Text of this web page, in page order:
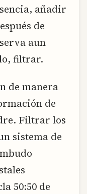
añadir
de
aun
filtrar.
de manera
de
Filtrar los
sistema de
50:50 de